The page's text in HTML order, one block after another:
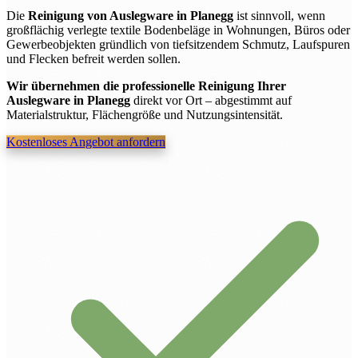
Die Reinigung von Auslegware in Planegg ist sinnvoll, wenn
großflächig verlegte textile Bodenbeläge in Wohnungen, Büros oder
Gewerbeobjekten gründlich von tiefsitzendem Schmutz, Laufspuren
und Flecken befreit werden sollen.
Wir übernehmen die professionelle Reinigung Ihrer
Auslegware in Planegg direkt vor Ort – abgestimmt auf
Materialstruktur, Flächengröße und Nutzungsintensität.
Kostenloses Angebot anfordern